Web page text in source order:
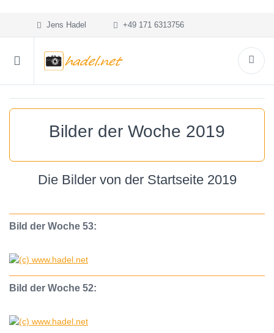
Jens Hadel +49 171 6313756
Bilder der Woche 2019
Die Bilder von der Startseite 2019
Bild der Woche 53:
Bild der Woche 52: